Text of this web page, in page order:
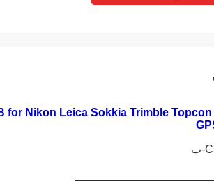
for Nikon Leica Sokkia Trimble Topcon